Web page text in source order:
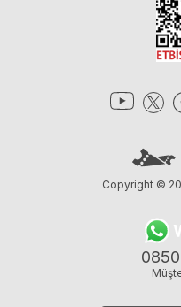
Copyright ©